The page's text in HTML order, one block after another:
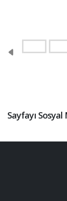
Sayfayı